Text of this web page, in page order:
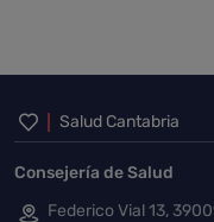
Inicio del
Salud Cantabria
Consejería de Salud
Federico Vial 13,